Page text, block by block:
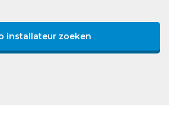
installateur zoeken